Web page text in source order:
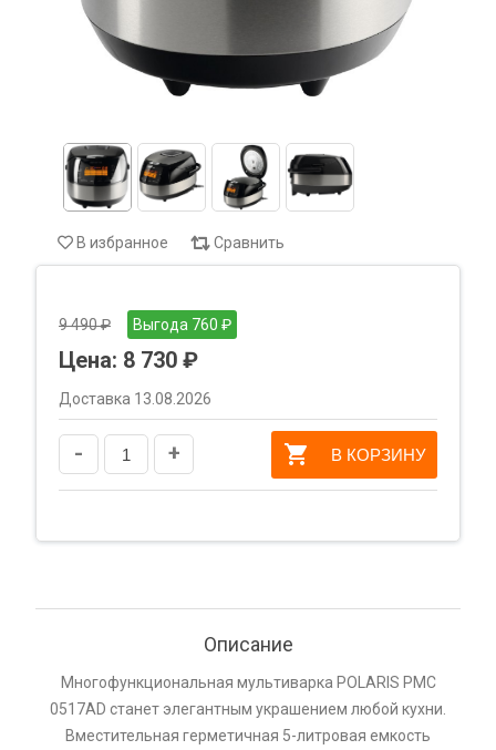
В избранное Сравнить
9 490 ₽ Выгода 760 ₽
Цена: 8 730 ₽
Доставка 13.08.2026
- + В КОРЗИНУ
Описание
Многофункциональная мультиварка POLARIS PMC
0517AD станет элегантным украшением любой кухни.
Вместительная герметичная 5-литровая емкость